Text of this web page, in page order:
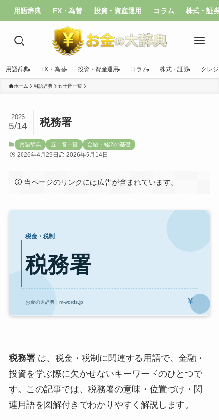
用語辞典 FX・為替 投資・資産運用 コラム 株式・証
用語辞典 FX・為替 投資・資産運用 コラム 株式・証券 クレ
ホーム 用語辞典 五十音一覧
税務署
2026
5/14
用語辞典 五十音一覧 金融・経済の基礎
2026年4月29日 2026年5月14日
当ページのリンクには広告が含まれています。
税務署は、税金・税制に関連する用語で、金融・
投資を学ぶ際に欠かせないキーワードのひとつで
す。この記事では、税務署の意味・位置づけ・関
連用語を図解付きでわかりやすく解説します。